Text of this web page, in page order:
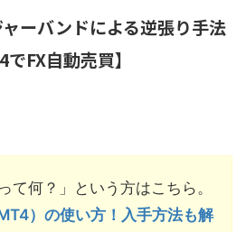
ーバンドによる逆張り手法
でFX自動売買】
て何？」という方はこちら。
）の使い方！入手方法も解